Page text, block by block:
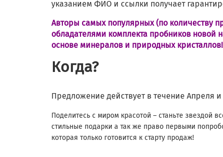
указанием ФИО и ссылки получает
Авторы самых популярных (по количеству
обладателями комплекта пробников новой
основе минералов и природных кристаллов!
Когда?
Предложение действует в течение Апреля и
Поделитесь с миром красотой – станьте звездой
стильные подарки а так же право первыми
которая только готовится к старту продаж!